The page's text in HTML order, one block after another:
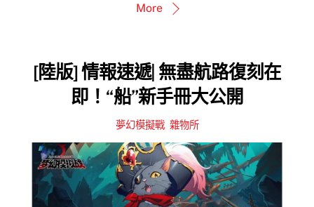
More
[陸版] 情報速遞| 無盡航路復刻在
即！“船”新手冊大公開
夢幻模擬戰, 雜物所